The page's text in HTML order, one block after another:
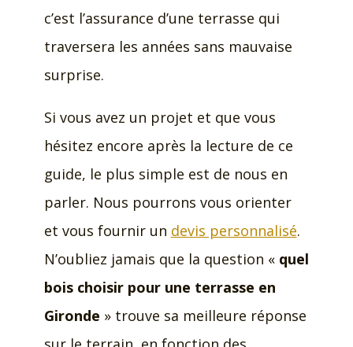
c’est l’assurance d’une terrasse qui
traversera les années sans mauvaise
surprise.
Si vous avez un projet et que vous
hésitez encore après la lecture de ce
guide, le plus simple est de nous en
parler. Nous pourrons vous orienter
et vous fournir un devis personnalisé.
N’oubliez jamais que la question « quel
bois choisir pour une terrasse en
Gironde » trouve sa meilleure réponse